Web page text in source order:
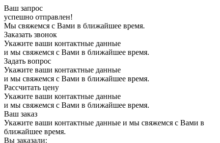
Ваш запрос
успешно отправлен!
Мы свяжемся с Вами в ближайшее время.
Заказать звонок
Укажите ваши контактные данные
и мы свяжемся с Вами в ближайшее время.
Задать вопрос
Укажите ваши контактные данные
и мы свяжемся с Вами в ближайшее время.
Рассчитать цену
Укажите ваши контактные данные
и мы свяжемся с Вами в ближайшее время.
Ваш заказ
Укажите ваши контактные данные и мы свяжемся с Вами в
ближайшее время.
Вы заказали: